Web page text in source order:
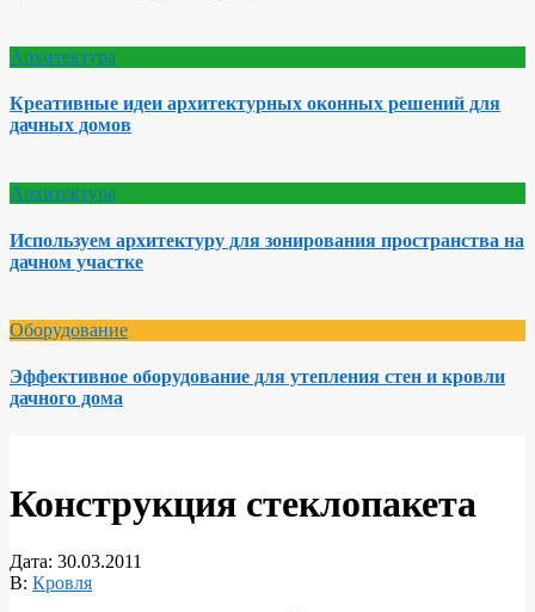
Архитектура
Креативные идеи архитектурных оконных решений для
дачных домов
Архитектура
Используем архитектуру для зонирования пространства на
дачном участке
Оборудование
Эффективное оборудование для утепления стен и кровли
дачного дома
Конструкция стеклопакета
Дата: 30.03.2011
В: Кровля